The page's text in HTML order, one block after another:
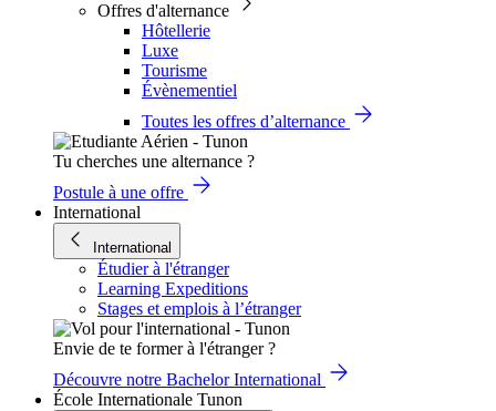
Offres d'alternance
Hôtellerie
Luxe
Tourisme
Évènementiel
Toutes les offres d’alternance
Tu cherches une alternance ?
Postule à une offre
International
International
Étudier à l'étranger
Learning Expeditions
Stages et emplois à l’étranger
Envie de te former à l'étranger ?
Découvre notre Bachelor International
École Internationale Tunon